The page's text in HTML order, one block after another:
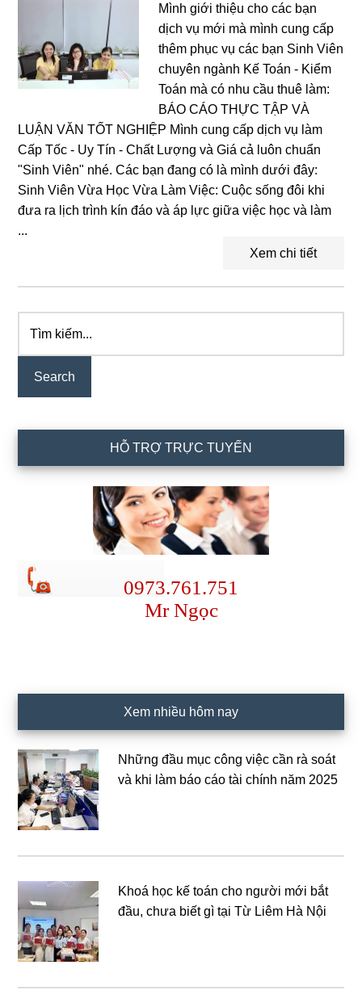
Mình giới thiệu cho các bạn
dịch vụ mới mà mình cung cấp
thêm phục vụ các bạn Sinh Viên
chuyên ngành Kế Toán - Kiểm
Toán mà có nhu cầu thuê làm:
BÁO CÁO THỰC TẬP VÀ
LUẬN VĂN TỐT NGHIỆP Mình cung cấp dịch vụ làm
Cấp Tốc - Uy Tín - Chất Lượng và Giá cả luôn chuẩn
"Sinh Viên" nhé. Các bạn đang có là mình dưới đây:
Sinh Viên Vừa Học Vừa Làm Việc: Cuộc sống đôi khi
đưa ra lịch trình kín đáo và áp lực giữa việc học và làm
...
Xem chi tiết
Primary
Sidebar
kiếm...
HỖ TRỢ TRỰC TUYẾN
0973.761.751
Mr Ngọc
Xem nhiều hôm nay
Những đầu mục công việc cần rà soát
và khi làm báo cáo tài chính năm 2025
Khoá học kế toán cho người mới bắt
đầu, chưa biết gì tại Từ Liêm Hà Nội